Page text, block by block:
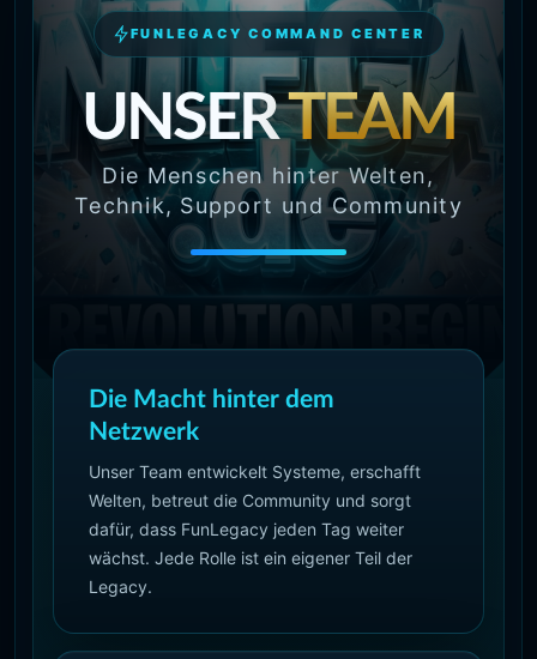
FUNLEGACY COMMAND CENTER
UNSERTEAM
Die Menschen hinter Welten,
Technik, Support und Community
Die Macht hinter dem
Netzwerk
Unser Team entwickelt Systeme, erschafft
Welten, betreut die Community und sorgt
dafür, dass FunLegacy jeden Tag weiter
wächst. Jede Rolle ist ein eigener Teil der
Legacy.